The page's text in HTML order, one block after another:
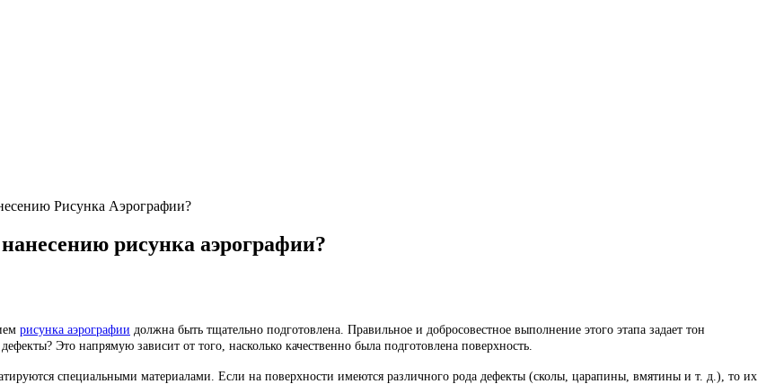
Рисунка Аэрографии?
рисунка аэрографии?
рисунка аэрографии должна быть тщательно подготовлена. Правильное и добросовестное выполнение этого этапа задает тон
Это напрямую зависит от того, насколько качественно была подготовлена поверхность.
специальными материалами. Если на поверхности имеются различного рода дефекты (сколы, царапины, вмятины и т. д.), то их